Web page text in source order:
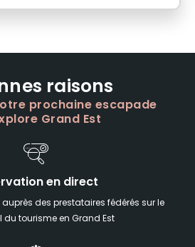
raisons
prochaine escapade
Grand Est
en direct
des prestataires fédérés sur le
du tourisme en Grand Est